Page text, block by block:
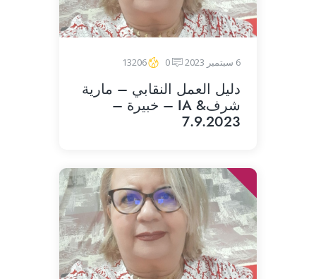
6 سبتمبر 2023 0
13206
دليل العمل النقابي – مارية
شرف& IA – خبيرة –
7.9.2023